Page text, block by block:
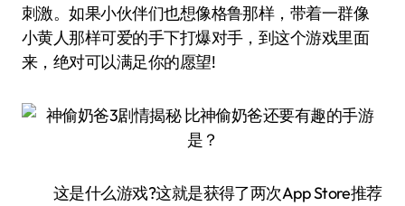
刺激。如果小伙伴们也想像格鲁那样，带着一群像
小黄人那样可爱的手下打爆对手，到这个游戏里面
来，绝对可以满足你的愿望!
这是什么游戏?这就是获得了两次App Store推荐